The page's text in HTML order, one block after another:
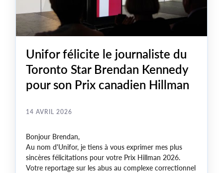
Unifor félicite le journaliste du
Toronto Star Brendan Kennedy
pour son Prix canadien Hillman
14 AVRIL 2026
Bonjour Brendan,
Au nom d'Unifor, je tiens à vous exprimer mes plus
sincères félicitations pour votre Prix Hillman 2026.
Votre reportage sur les abus au complexe correctionnel